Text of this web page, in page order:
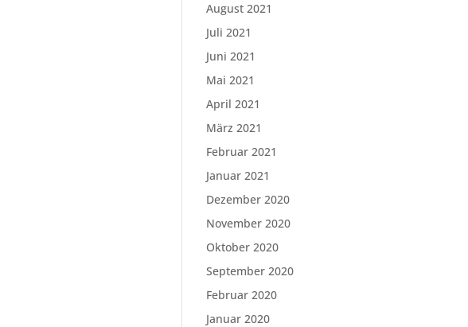
August 2021
Juli 2021
Juni 2021
Mai 2021
April 2021
März 2021
Februar 2021
Januar 2021
Dezember 2020
November 2020
Oktober 2020
September 2020
Februar 2020
Januar 2020